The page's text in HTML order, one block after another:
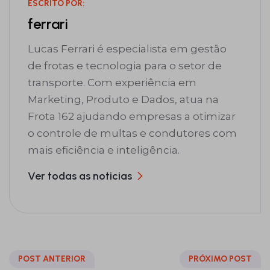
ESCRITO POR:
ferrari
Lucas Ferrari é especialista em gestão
de frotas e tecnologia para o setor de
transporte. Com experiência em
Marketing, Produto e Dados, atua na
Frota 162 ajudando empresas a otimizar
o controle de multas e condutores com
mais eficiência e inteligência.
Ver todas as noticias
POST ANTERIOR PRÓXIMO POST